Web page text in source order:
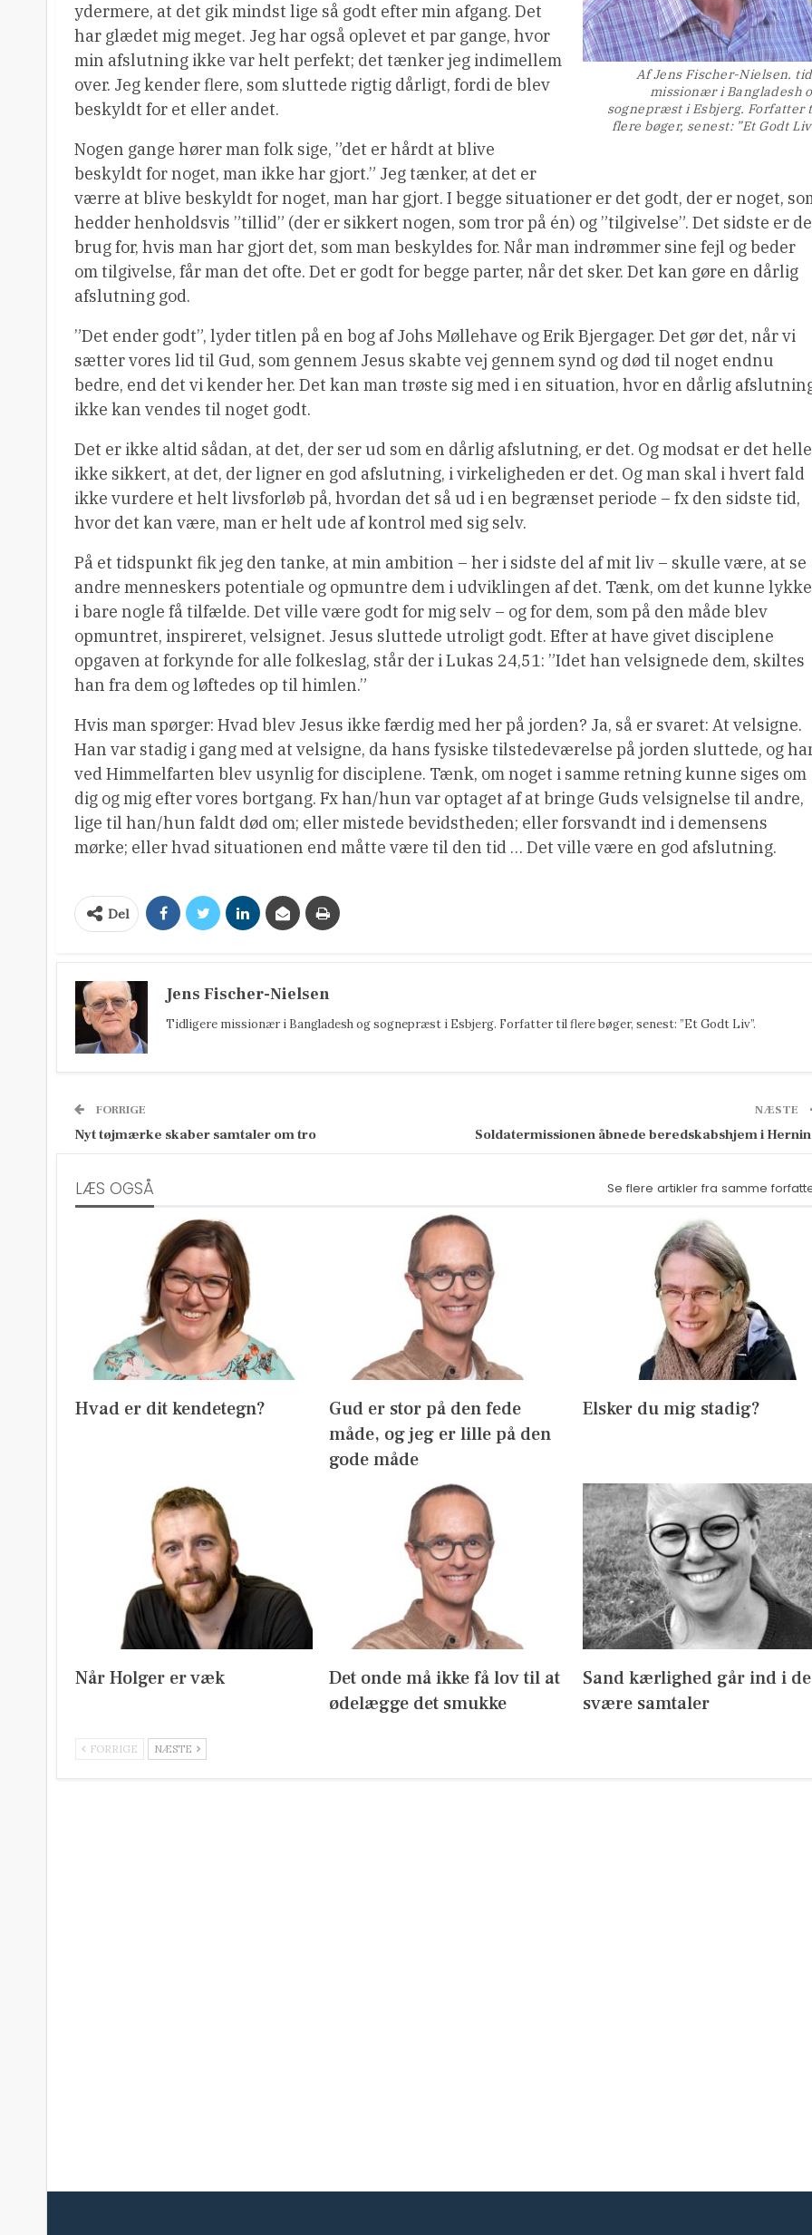
Af Jens Fischer-Nielsen.
missionær i Bangladesh
sognepræst i Esbjerg. Forfatter
flere bøger, senest: ”Et Godt
ydermere, at det gik mindst lige så godt efter min afgang. Det
har glædet mig meget. Jeg har også oplevet et par gange, hvor
min afslutning ikke var helt perfekt; det tænker jeg indimellem
over. Jeg kender flere, som sluttede rigtig dårligt, fordi de blev
beskyldt for et eller andet.
Nogen gange hører man folk sige, ”det er hårdt at blive
beskyldt for noget, man ikke har gjort.” Jeg tænker, at det er
værre at blive beskyldt for noget, man har gjort. I begge situationer er det godt, der er noget,
hedder henholdsvis ”tillid” (der er sikkert nogen, som tror på én) og ”tilgivelse”. Det sidste er
brug for, hvis man har gjort det, som man beskyldes for. Når man indrømmer sine fejl og beder
om tilgivelse, får man det ofte. Det er godt for begge parter, når det sker. Det kan gøre en dårlig
afslutning god.
”Det ender godt”, lyder titlen på en bog af Johs Møllehave og Erik Bjergager. Det gør det, når vi
sætter vores lid til Gud, som gennem Jesus skabte vej gennem synd og død til noget endnu
bedre, end det vi kender her. Det kan man trøste sig med i en situation, hvor en dårlig
ikke kan vendes til noget godt.
Det er ikke altid sådan, at det, der ser ud som en dårlig afslutning, er det. Og modsat er det
ikke sikkert, at det, der ligner en god afslutning, i virkeligheden er det. Og man skal i hvert fald
ikke vurdere et helt livsforløb på, hvordan det så ud i en begrænset periode – fx den sidste tid,
hvor det kan være, man er helt ude af kontrol med sig selv.
På et tidspunkt fik jeg den tanke, at min ambition – her i sidste del af mit liv – skulle være, at se
andre menneskers potentiale og opmuntre dem i udviklingen af det. Tænk, om det kunne
i bare nogle få tilfælde. Det ville være godt for mig selv – og for dem, som på den måde blev
opmuntret, inspireret, velsignet. Jesus sluttede utroligt godt. Efter at have givet disciplene
opgaven at forkynde for alle folkeslag, står der i Lukas 24,51: ”Idet han velsignede dem, skiltes
han fra dem og løftedes op til himlen.”
Hvis man spørger: Hvad blev Jesus ikke færdig med her på jorden? Ja, så er svaret: At velsigne.
Han var stadig i gang med at velsigne, da hans fysiske tilstedeværelse på jorden sluttede, og
ved Himmelfarten blev usynlig for disciplene. Tænk, om noget i samme retning kunne siges om
dig og mig efter vores bortgang. Fx han/hun var optaget af at bringe Guds velsignelse til andre,
lige til han/hun faldt død om; eller mistede bevidstheden; eller forsvandt ind i demensens
mørke; eller hvad situationen end måtte være til den tid … Det ville være en god afslutning.
Del
Jens Fischer-Nielsen
Tidligere missionær i Bangladesh og sognepræst i Esbjerg. Forfatter til flere bøger, senest: ”Et Godt Liv”.
FORRIGE
Nyt tøjmærke skaber samtaler om tro
NÆSTE
Soldatermissionen åbnede beredskabshjem i
LÆS OGSÅ Se flere artikler fra samme
Hvad er dit kendetegn?
Gud er stor på den fede
måde, og jeg er lille på den
gode måde
Elsker du mig stadig?
Når Holger er væk
Det onde må ikke få lov til at
ødelægge det smukke
Sand kærlighed går ind i de
svære samtaler
FORRIGE NÆSTE